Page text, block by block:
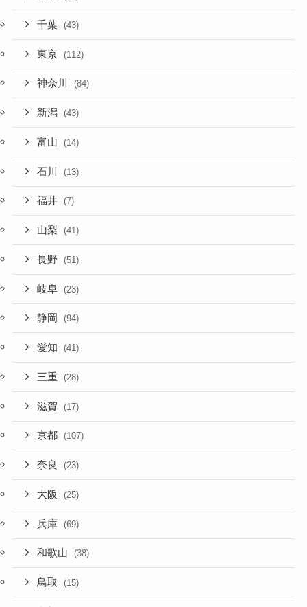
千葉 (43)
東京 (112)
神奈川 (84)
新潟 (43)
富山 (14)
石川 (13)
福井 (7)
山梨 (41)
長野 (51)
岐阜 (23)
静岡 (94)
愛知 (41)
三重 (28)
滋賀 (17)
京都 (107)
奈良 (23)
大阪 (25)
兵庫 (69)
和歌山 (38)
鳥取 (15)